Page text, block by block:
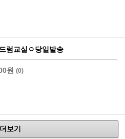
럼교실ㅇ당일발송
원 (0)
더보기